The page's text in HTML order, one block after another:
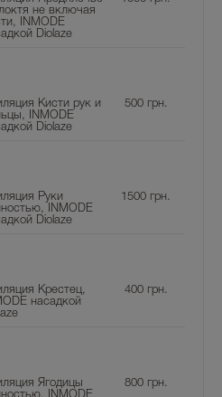
не включая
INMODE
Diolaze
Кисти рук и
INMODE
Diolaze
500грн.
Руки
INMODE
Diolaze
1500 грн.
Крестец,
насадкой
400грн.
Ягодицы
INMODE
800грн.